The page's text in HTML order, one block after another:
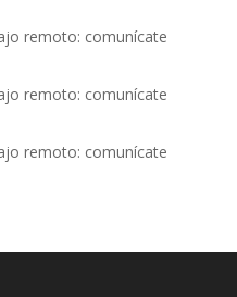
remoto: comunícate
remoto: comunícate
remoto: comunícate